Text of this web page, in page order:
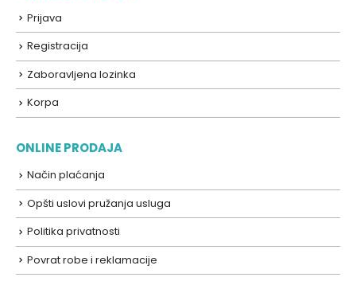
Prijava
Registracija
Zaboravljena lozinka
Korpa
ONLINE PRODAJA
Način plaćanja
Opšti uslovi pružanja usluga
Politika privatnosti
Povrat robe i reklamacije